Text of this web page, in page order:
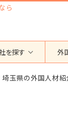
ら
を探す
ら検索する
外
特
埼玉県の外国人材